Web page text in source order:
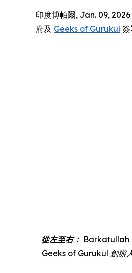
印度博帕爾, Jan. 09,
府及 Geeks of Gurukul
從左至右： Barkatullah
Geeks of Gurukul 創辦